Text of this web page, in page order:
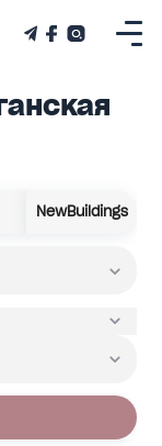
NewBuildings